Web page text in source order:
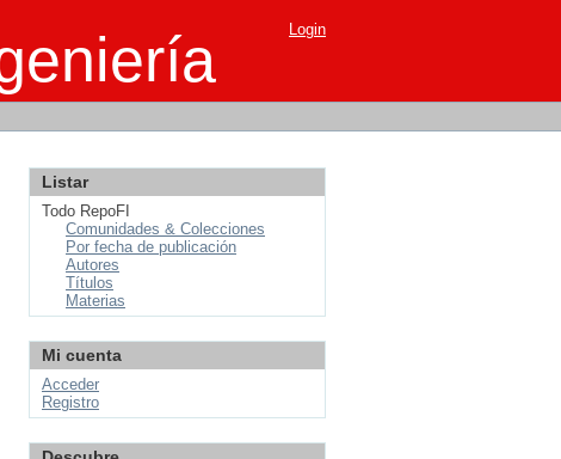
Login
Listar
Todo RepoFI
Comunidades & Colecciones
Por fecha de publicación
Autores
Títulos
Materias
Mi cuenta
Acceder
Registro